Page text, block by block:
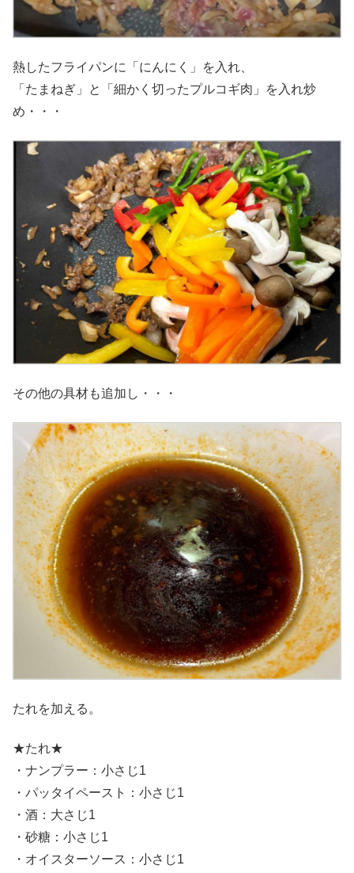
熱したフライパンに「にんにく」を入れ、
「たまねぎ」と「細かく切ったプルコギ肉」を入れ炒
め・・・
その他の具材も追加し・・・
たれを加える。
★たれ★
・ナンプラー：小さじ1
・パッタイペースト：小さじ1
・酒：大さじ1
・砂糖：小さじ1
・オイスターソース：小さじ1